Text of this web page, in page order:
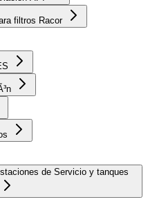
filtros Racor